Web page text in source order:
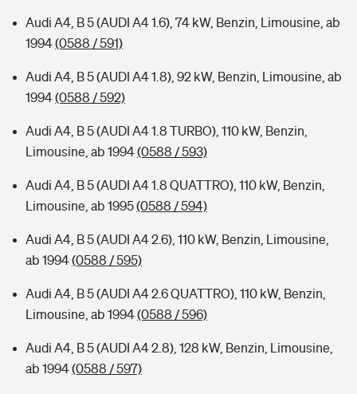
Sie haben Fragen?
Zur Übersicht
Kinderunfall-Check: Mehr Sicherheit für deine Kids
Typklassen: So ist Ihr Auto eingestuft
Audi A4, B 5 (AUDI A4 1.6), 74 kW, Benzin, Limousine, ab
1994(0588 / 591)
Audi A4, B 5 (AUDI A4 1.8), 92 kW, Benzin, Limousine, ab
1994(0588 / 592)
Audi A4, B 5 (AUDI A4 1.8 TURBO), 110 kW, Benzin,
Limousine, ab 1994(0588 / 593)
Audi A4, B 5 (AUDI A4 1.8 QUATTRO), 110 kW, Benzin,
Limousine, ab 1995(0588 / 594)
Audi A4, B 5 (AUDI A4 2.6), 110 kW, Benzin, Limousine,
ab 1994(0588 / 595)
Audi A4, B 5 (AUDI A4 2.6 QUATTRO), 110 kW, Benzin,
Limousine, ab 1994(0588 / 596)
Audi A4, B 5 (AUDI A4 2.8), 128 kW, Benzin, Limousine,
ab 1994(0588 / 597)